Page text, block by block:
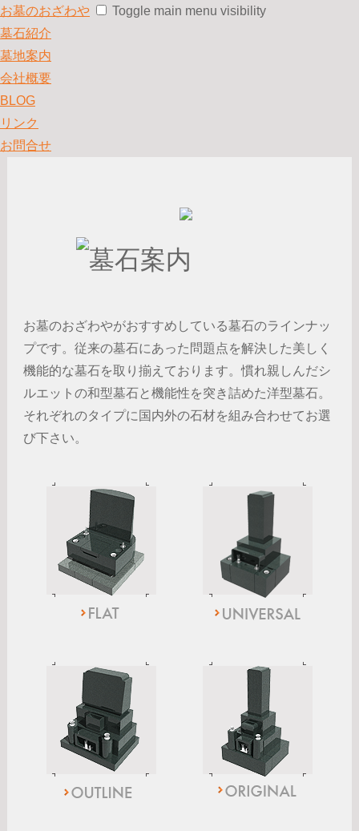
お墓のおざわや
Toggle main menu visibility
墓石紹介
墓地案内
会社概要
BLOG
リンク
お問合せ
お墓のおざわやがおすすめしている墓石のラインナッ
プです。従来の墓石にあった問題点を解決した美しく
機能的な墓石を取り揃えております。慣れ親しんだシ
ルエットの和型墓石と機能性を突き詰めた洋型墓石。
それぞれのタイプに国内外の石材を組み合わせてお選
び下さい。